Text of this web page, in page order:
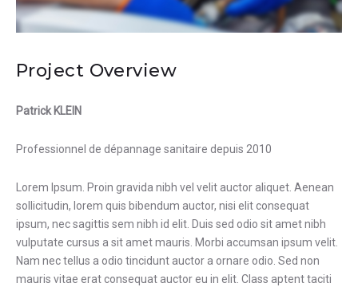
Project Overview
Patrick KLEIN
Professionnel de dépannage sanitaire depuis 2010
Lorem Ipsum. Proin gravida nibh vel velit auctor aliquet. Aenean
sollicitudin, lorem quis bibendum auctor, nisi elit consequat
ipsum, nec sagittis sem nibh id elit. Duis sed odio sit amet nibh
vulputate cursus a sit amet mauris. Morbi accumsan ipsum velit.
Nam nec tellus a odio tincidunt auctor a ornare odio. Sed non
mauris vitae erat consequat auctor eu in elit. Class aptent taciti